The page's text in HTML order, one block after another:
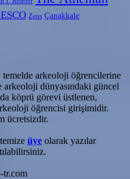
Zeus Çanakkale
arkeoloji öğrencilerine
arkeoloji dünyasındaki güncel
köprü görevi üstlenen,
öğrencisi girişimidir.
ücretsizdir.
üye olarak yazılar
tr.com